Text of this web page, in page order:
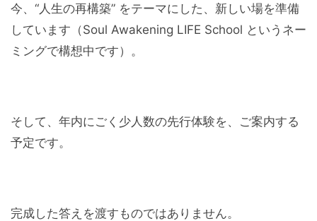
今、“人生の再構築” をテーマにした、新しい場を準備
しています（Soul Awakening LIFE School というネー
ミングで構想中です）。
そして、年内にごく少人数の先行体験を、ご案内する
予定です。
完成した答えを渡すものではありません。